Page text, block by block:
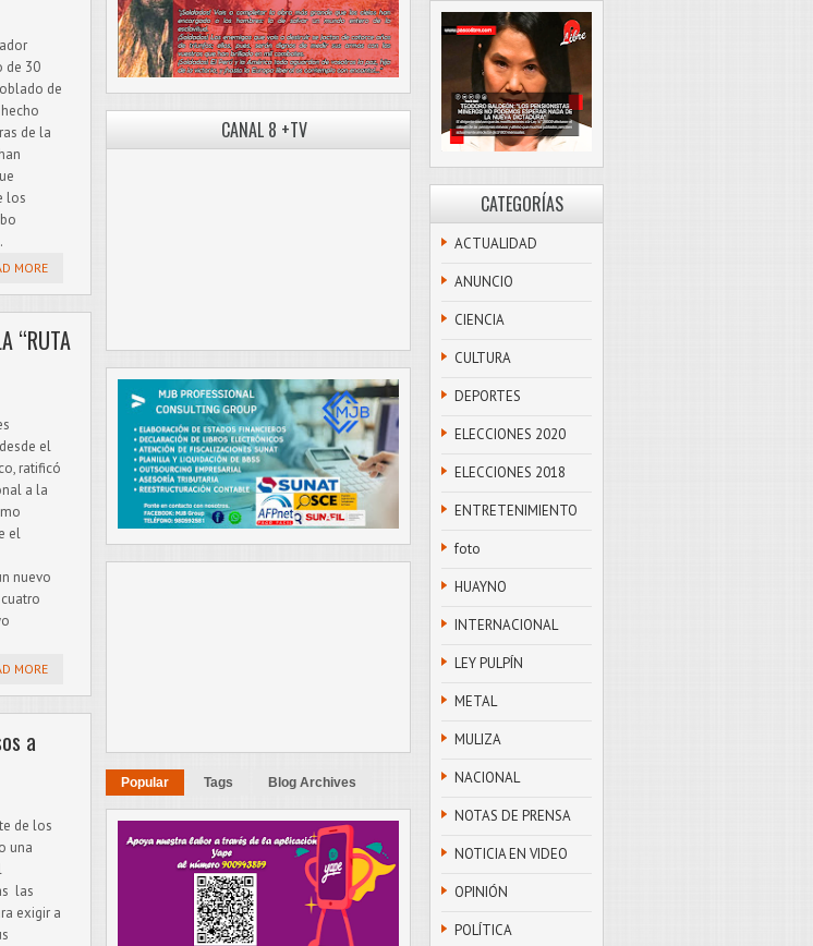
de 30
de
de la
los
MORE
“RUTA
el
ratificó
a la
el
nuevo
MORE
a
de los
una
las
exigir a
CANAL 8 +TV
Popular Tags Blog Archives
CATEGORÍAS
ACTUALIDAD
ANUNCIO
CIENCIA
CULTURA
DEPORTES
ELECCIONES 2020
ELECCIONES 2018
ENTRETENIMIENTO
foto
HUAYNO
INTERNACIONAL
LEY PULPÍN
METAL
MULIZA
NACIONAL
NOTAS DE PRENSA
NOTICIA EN VIDEO
OPINIÓN
POLÍTICA